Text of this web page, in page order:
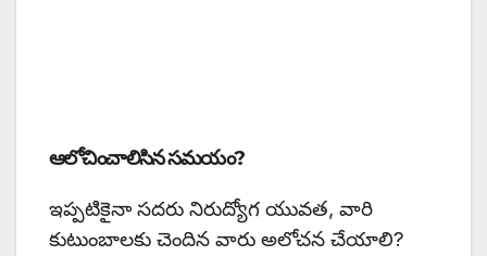
ఆలోచించాలిసిన సమయం?
ఇప్పటికైనా సదరు నిరుద్యోగ యువత, వారి
కుటుంబాలకు చెందిన వారు అలోచన చేయాలి?